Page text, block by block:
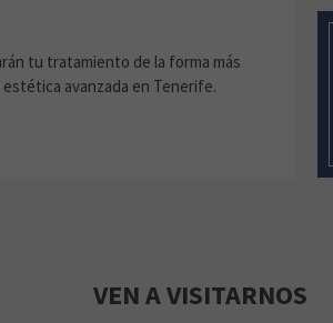
tu tratamiento de la forma más
avanzada en Tenerife.
VEN A VISITARNOS